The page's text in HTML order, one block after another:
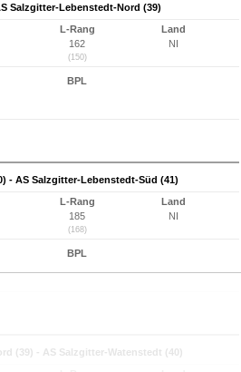
Salzgitter-Lebenstedt-Nord (39)
L-Rang
162
(150)
Land
NI
BPL
- AS Salzgitter-Lebenstedt-Süd (41)
L-Rang
185
(168)
Land
NI
BPL
(39) - AS Salzgitter-Watenstedt (40)